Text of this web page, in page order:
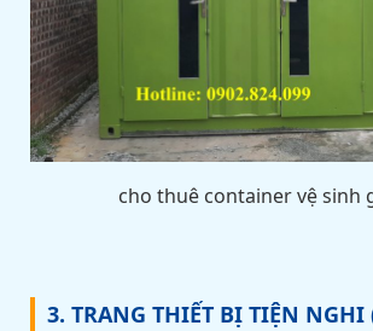
cho thuê container vệ sinh
3. TRANG THIẾT BỊ TIỆN NGHI